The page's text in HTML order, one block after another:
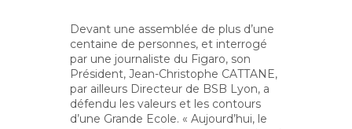
Devant une assemblée de plus d’une
centaine de personnes, et interrogé
par une journaliste du Figaro, son
Président, Jean-Christophe CATTANE,
par ailleurs Directeur de BSB Lyon, a
défendu les valeurs et les contours
d’une Grande Ecole. « Aujourd’hui, le